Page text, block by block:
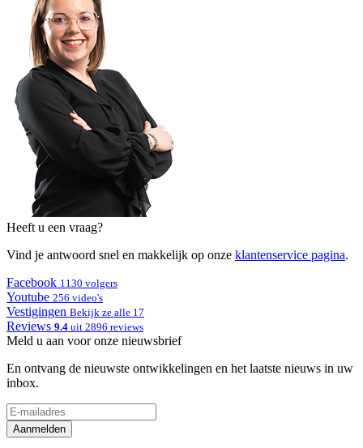
Heeft u een vraag?
Vind je antwoord snel en makkelijk op onze klantenservice pagina.
Facebook 1130 volgers
Youtube 256 video's
Vestigingen Bekijk ze alle 17
Reviews 9.4 uit 2896 reviews
Meld u aan voor onze nieuwsbrief
En ontvang de nieuwste ontwikkelingen en het laatste nieuws in uw
inbox.
Aanmelden